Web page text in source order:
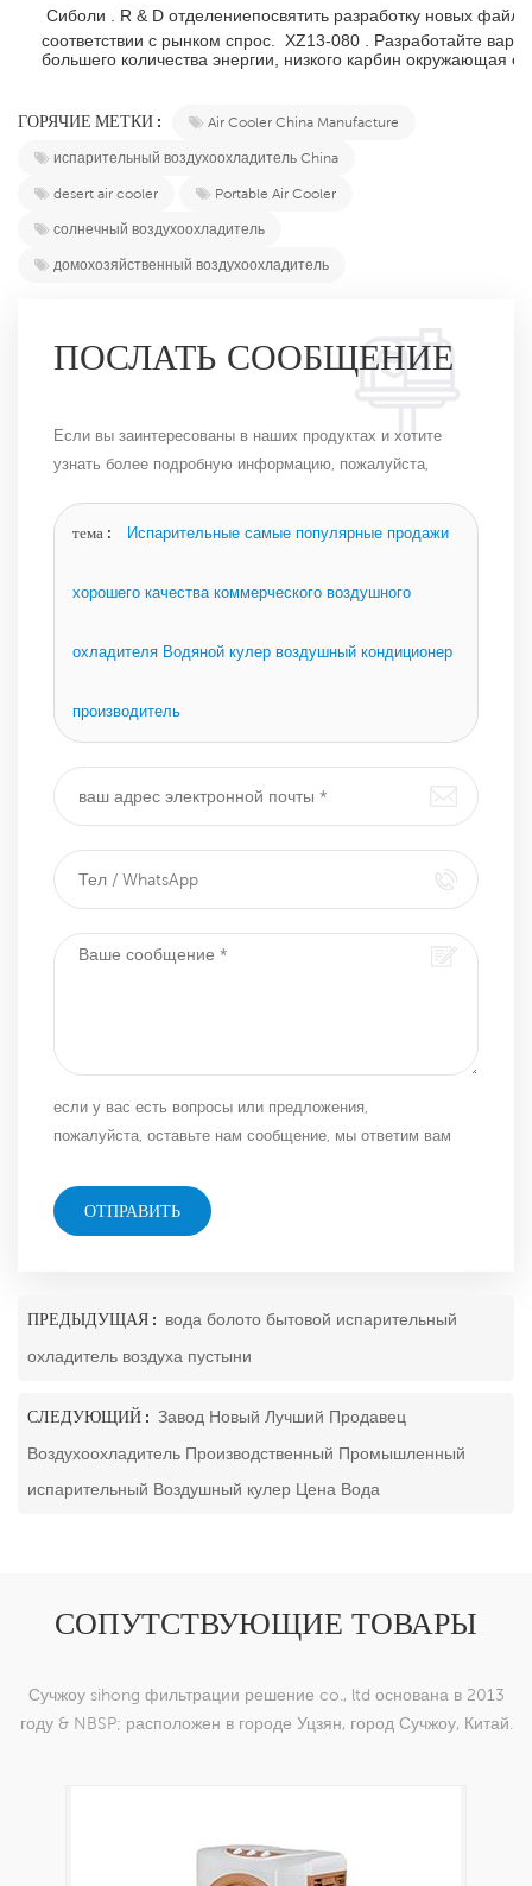
Сиболи . R & D отделениепосвятить разработку новых
соответствии с рынком спрос.  XZ13-080 . Разработайте
большего количества энергии, низкого карбин окружающая
ГОРЯЧИЕ МЕТКИ :
Air Cooler China Manufacture
испарительный воздухоохладитель China
desert air cooler
Portable Air Cooler
солнечный воздухоохладитель
домохозяйственный воздухоохладитель
ПОСЛАТЬ СООБЩЕНИЕ
Если вы заинтересованы в наших продуктах и ​​хотите
узнать более подробную информацию, пожалуйста,
только сможем.
тема : Испарительные самые популярные продажи
хорошего качества коммерческого воздушного
охладителя Водяной кулер воздушный кондиционер
производитель
если у вас есть вопросы или предложения,
пожалуйста, оставьте нам сообщение, мы ответим вам
ОТПРАВИТЬ
ПРЕДЫДУЩАЯ : вода болото бытовой испарительный
охладитель воздуха пустыни
СЛЕДУЮЩИЙ : Завод Новый Лучший Продавец
Воздухоохладитель Производственный Промышленный
испарительный Воздушный кулер Цена Вода
СОПУТСТВУЮЩИЕ ТОВАРЫ
Сучжоу sihong фильтрации решение co., ltd основана в 2013
году & NBSP; расположен в городе Уцзян, город Сучжоу, Китай.